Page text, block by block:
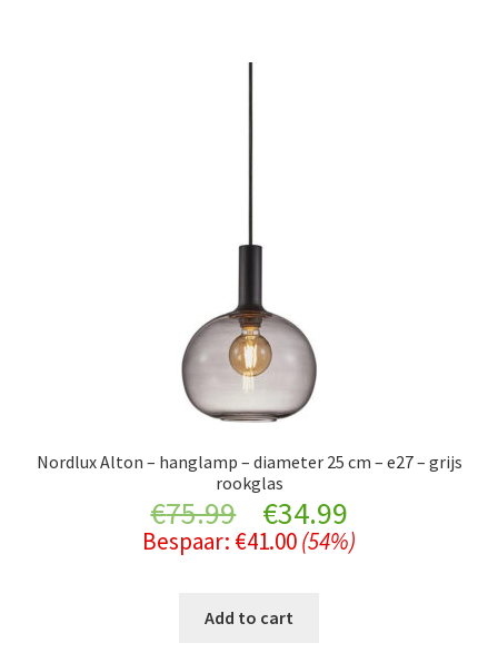
Nordlux Alton – hanglamp – diameter 25 cm – e27 – grijs
rookglas
€75.99
Original
price
was:
€34.99Current
price
Bespaar: €41.00(54%)
Add to cart